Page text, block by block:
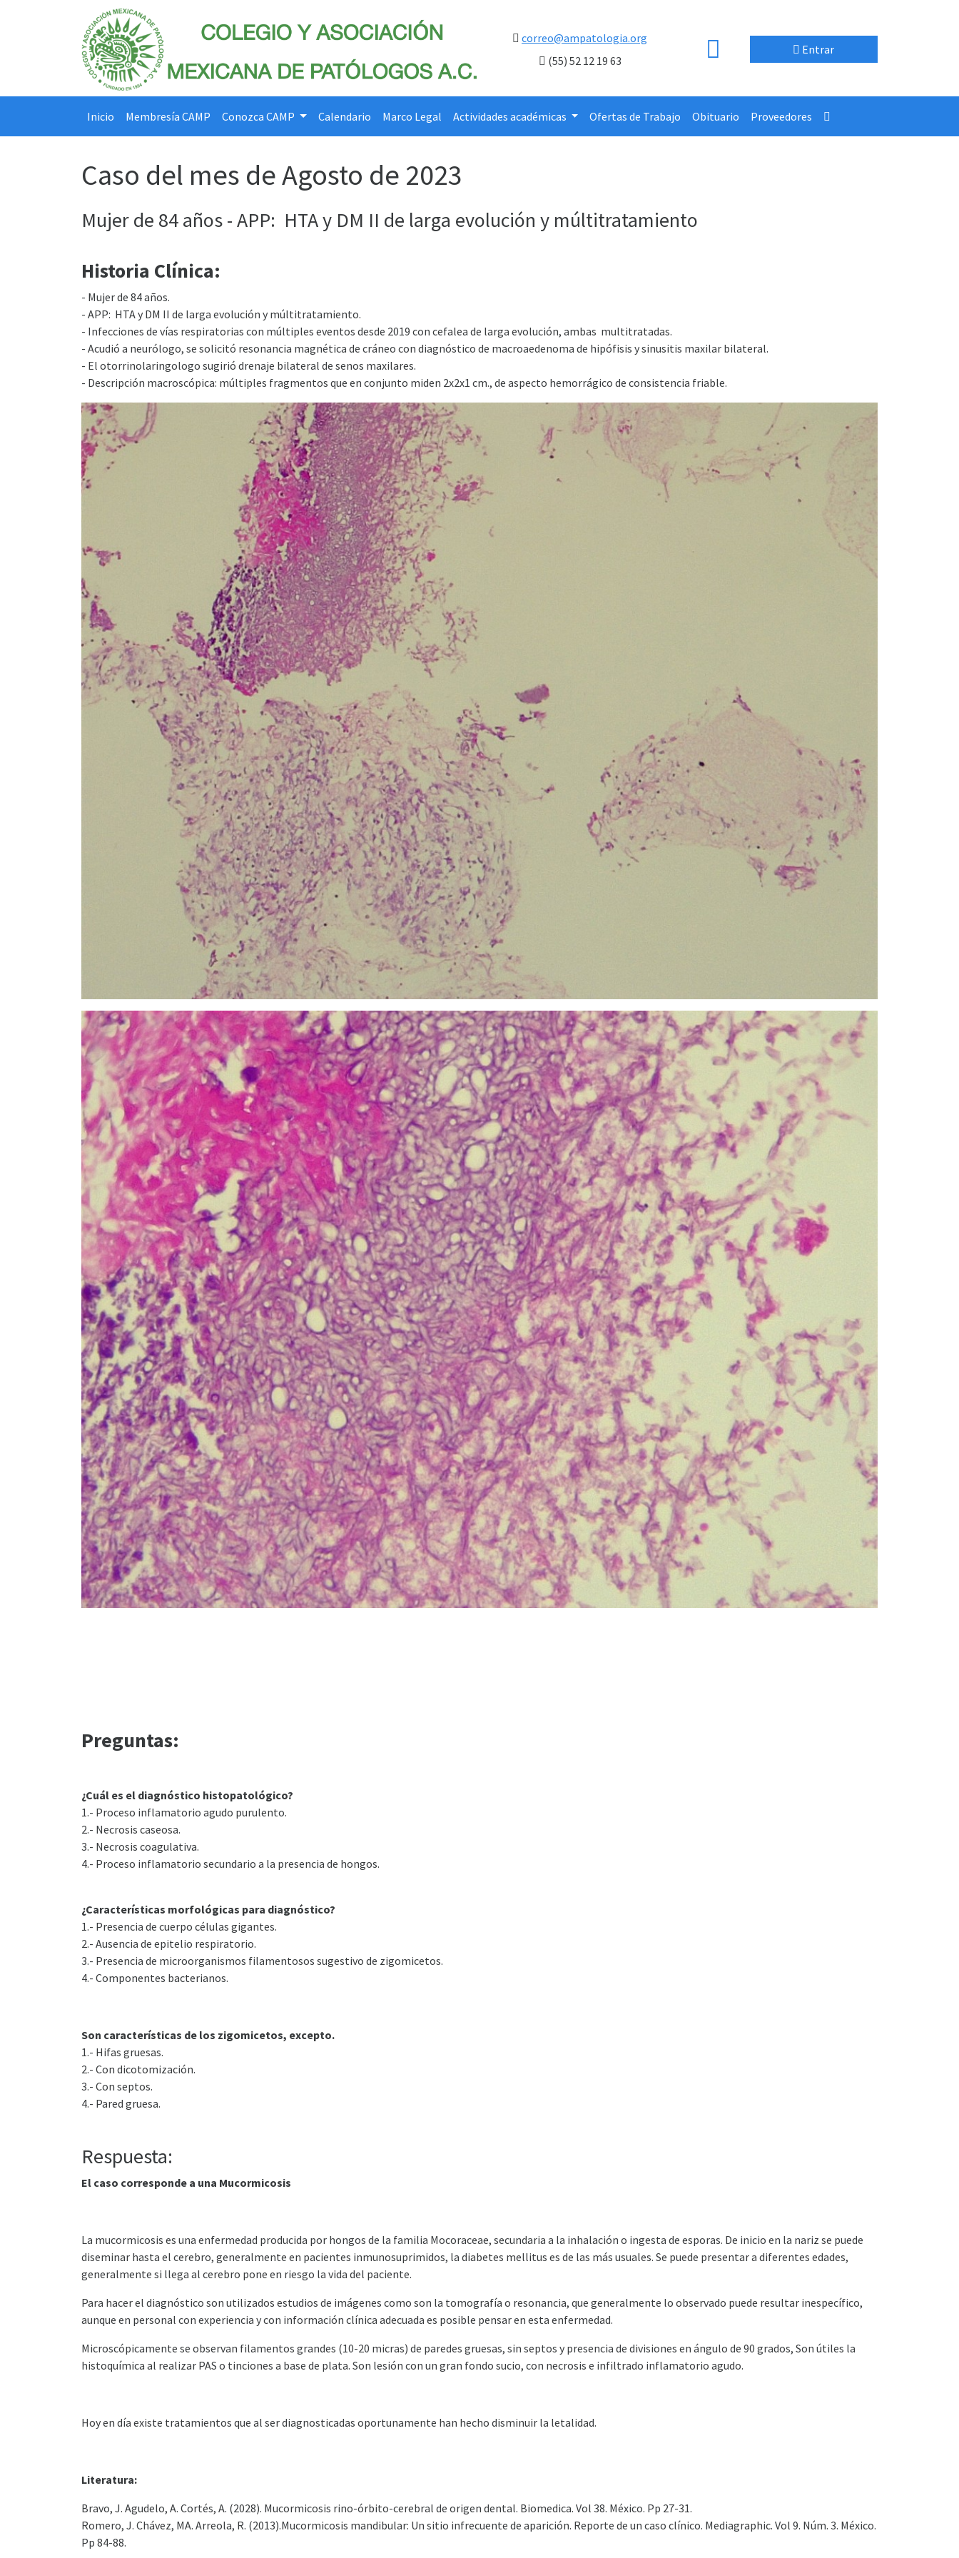
correo@ampatologia.org
(55) 52 12 19 63
Entrar
Inicio Membresía CAMP Conozca CAMP Calendario Marco Legal Actividades académicas Ofertas de Trabajo Obituario Proveedores
Caso del mes de Agosto de 2023
Mujer de 84 años - APP: HTA y DM II de larga evolución y múltitratamiento
Historia Clínica:
- Mujer de 84 años.
- APP: HTA y DM II de larga evolución y múltitratamiento.
- Infecciones de vías respiratorias con múltiples eventos desde 2019 con cefalea de larga evolución, ambas multitratadas.
- Acudió a neurólogo, se solicitó resonancia magnética de cráneo con diagnóstico de macroaedenoma de hipófisis y sinusitis maxilar bilateral.
- El otorrinolaringologo sugirió drenaje bilateral de senos maxilares.
- Descripción macroscópica: múltiples fragmentos que en conjunto miden 2x2x1 cm., de aspecto hemorrágico de consistencia friable.
Preguntas:
¿Cuál es el diagnóstico histopatológico?
1.- Proceso inflamatorio agudo purulento.
2.- Necrosis caseosa.
3.- Necrosis coagulativa.
4.- Proceso inflamatorio secundario a la presencia de hongos.
¿Características morfológicas para diagnóstico?
1.- Presencia de cuerpo células gigantes.
2.- Ausencia de epitelio respiratorio.
3.- Presencia de microorganismos filamentosos sugestivo de zigomicetos.
4.- Componentes bacterianos.
Son características de los zigomicetos, excepto.
1.- Hifas gruesas.
2.- Con dicotomización.
3.- Con septos.
4.- Pared gruesa.
Respuesta:
El caso corresponde a una Mucormicosis
La mucormicosis es una enfermedad producida por hongos de la familia Mocoraceae, secundaria a la inhalación o ingesta de esporas. De inicio en la nariz se puede
diseminar hasta el cerebro, generalmente en pacientes inmunosuprimidos, la diabetes mellitus es de las más usuales. Se puede presentar a diferentes edades,
generalmente si llega al cerebro pone en riesgo la vida del paciente.
Para hacer el diagnóstico son utilizados estudios de imágenes como son la tomografía o resonancia, que generalmente lo observado puede resultar inespecífico,
aunque en personal con experiencia y con información clínica adecuada es posible pensar en esta enfermedad.
Microscópicamente se observan filamentos grandes (10-20 micras) de paredes gruesas, sin septos y presencia de divisiones en ángulo de 90 grados, Son útiles la
histoquímica al realizar PAS o tinciones a base de plata. Son lesión con un gran fondo sucio, con necrosis e infiltrado inflamatorio agudo.
Hoy en día existe tratamientos que al ser diagnosticadas oportunamente han hecho disminuir la letalidad.
Literatura:
Bravo, J. Agudelo, A. Cortés, A. (2028). Mucormicosis rino-órbito-cerebral de origen dental. Biomedica. Vol 38. México. Pp 27-31.
Romero, J. Chávez, MA. Arreola, R. (2013).Mucormicosis mandibular: Un sitio infrecuente de aparición. Reporte de un caso clínico. Mediagraphic. Vol 9. Núm. 3. México.
Pp 84-88.